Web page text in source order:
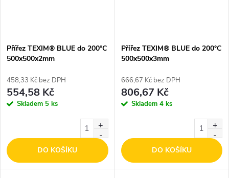
Přířez TEXIM® BLUE do 200°C
500x500x2mm
458,33 Kč bez DPH
554,58 Kč
Skladem 5 ks
DO KOŠÍKU
Přířez TEXIM® BLUE do 200°C
500x500x3mm
666,67 Kč bez DPH
806,67 Kč
Skladem 4 ks
DO KOŠÍKU